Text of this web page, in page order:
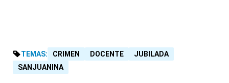
TEMAS: CRIMEN DOCENTE
JUBILADA
SANJUANINA